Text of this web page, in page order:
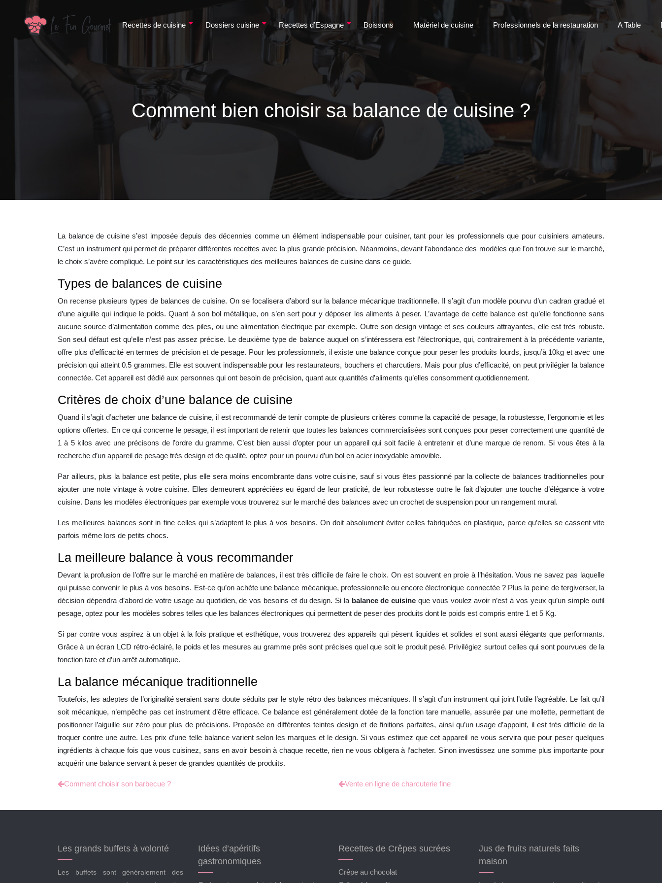
Recettes de cuisine Dossiers cuisine Recettes d’Espagne Boissons Matériel de cuisine Professionnels de la restauration A Table
Comment bien choisir sa balance de cuisine ?
La balance de cuisine s’est imposée depuis des décennies comme un élément indispensable pour cuisiner, tant pour les professionnels que pour cuisiniers amateurs.
C’est un instrument qui permet de préparer différentes recettes avec la plus grande précision. Néanmoins, devant l’abondance des modèles que l’on trouve sur le marché,
le choix s’avère compliqué. Le point sur les caractéristiques des meilleures balances de cuisine dans ce guide.
Types de balances de cuisine
On recense plusieurs types de balances de cuisine. On se focalisera d’abord sur la balance mécanique traditionnelle. Il s’agit d’un modèle pourvu d’un cadran gradué et
d’une aiguille qui indique le poids. Quant à son bol métallique, on s’en sert pour y déposer les aliments à peser. L’avantage de cette balance est qu’elle fonctionne sans
aucune source d’alimentation comme des piles, ou une alimentation électrique par exemple. Outre son design vintage et ses couleurs attrayantes, elle est très robuste.
Son seul défaut est qu’elle n’est pas assez précise. Le deuxième type de balance auquel on s’intéressera est l’électronique, qui, contrairement à la précédente variante,
offre plus d’efficacité en termes de précision et de pesage. Pour les professionnels, il existe une balance conçue pour peser les produits lourds, jusqu’à 10kg et avec une
précision qui atteint 0.5 grammes. Elle est souvent indispensable pour les restaurateurs, bouchers et charcutiers. Mais pour plus d’efficacité, on peut privilégier la balance
connectée. Cet appareil est dédié aux personnes qui ont besoin de précision, quant aux quantités d’aliments qu’elles consomment quotidiennement.
Critères de choix d’une balance de cuisine
Quand il s’agit d’acheter une balance de cuisine, il est recommandé de tenir compte de plusieurs critères comme la capacité de pesage, la robustesse, l’ergonomie et les
options offertes. En ce qui concerne le pesage, il est important de retenir que toutes les balances commercialisées sont conçues pour peser correctement une quantité de
1 à 5 kilos avec une précisons de l’ordre du gramme. C’est bien aussi d’opter pour un appareil qui soit facile à entretenir et d’une marque de renom. Si vous êtes à la
recherche d’un appareil de pesage très design et de qualité, optez pour un pourvu d’un bol en acier inoxydable amovible.
Par ailleurs, plus la balance est petite, plus elle sera moins encombrante dans votre cuisine, sauf si vous êtes passionné par la collecte de balances traditionnelles pour
ajouter une note vintage à votre cuisine. Elles demeurent appréciées eu égard de leur praticité, de leur robustesse outre le fait d’ajouter une touche d’élégance à votre
cuisine. Dans les modèles électroniques par exemple vous trouverez sur le marché des balances avec un crochet de suspension pour un rangement mural.
Les meilleures balances sont in fine celles qui s’adaptent le plus à vos besoins. On doit absolument éviter celles fabriquées en plastique, parce qu’elles se cassent vite
parfois même lors de petits chocs.
La meilleure balance à vous recommander
Devant la profusion de l’offre sur le marché en matière de balances, il est très difficile de faire le choix. On est souvent en proie à l’hésitation. Vous ne savez pas laquelle
qui puisse convenir le plus à vos besoins. Est-ce qu’on achète une balance mécanique, professionnelle ou encore électronique connectée ? Plus la peine de tergiverser, la
décision dépendra d’abord de votre usage au quotidien, de vos besoins et du design. Si la balance de cuisine que vous voulez avoir n’est à vos yeux qu’un simple outil
pesage, optez pour les modèles sobres telles que les balances électroniques qui permettent de peser des produits dont le poids est compris entre 1 et 5 Kg.
Si par contre vous aspirez à un objet à la fois pratique et esthétique, vous trouverez des appareils qui pèsent liquides et solides et sont aussi élégants que performants.
Grâce à un écran LCD rétro-éclairé, le poids et les mesures au gramme près sont précises quel que soit le produit pesé. Privilégiez surtout celles qui sont pourvues de la
fonction tare et d’un arrêt automatique.
La balance mécanique traditionnelle
Toutefois, les adeptes de l’originalité seraient sans doute séduits par le style rétro des balances mécaniques. Il s’agit d’un instrument qui joint l’utile l’agréable. Le fait qu’il
soit mécanique, n’empêche pas cet instrument d’être efficace. Ce balance est généralement dotée de la fonction tare manuelle, assurée par une mollette, permettant de
positionner l’aiguille sur zéro pour plus de précisions. Proposée en différentes teintes design et de finitions parfaites, ainsi qu’un usage d’appoint, il est très difficile de la
troquer contre une autre. Les prix d’une telle balance varient selon les marques et le design. Si vous estimez que cet appareil ne vous servira que pour peser quelques
ingrédients à chaque fois que vous cuisinez, sans en avoir besoin à chaque recette, rien ne vous obligera à l’acheter. Sinon investissez une somme plus importante pour
acquérir une balance servant à peser de grandes quantités de produits.
Comment choisir son barbecue ? Vente en ligne de charcuterie fine
Les grands buffets à volonté
Les buffets sont généralement des
Idées d’apéritifs
gastronomiques
Recettes de Crêpes sucrées
Crêpe au chocolat
Jus de fruits naturels faits
maison